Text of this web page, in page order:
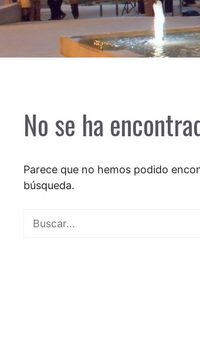
No se ha
Parece que no hemos podido
búsqueda.
Buscar: